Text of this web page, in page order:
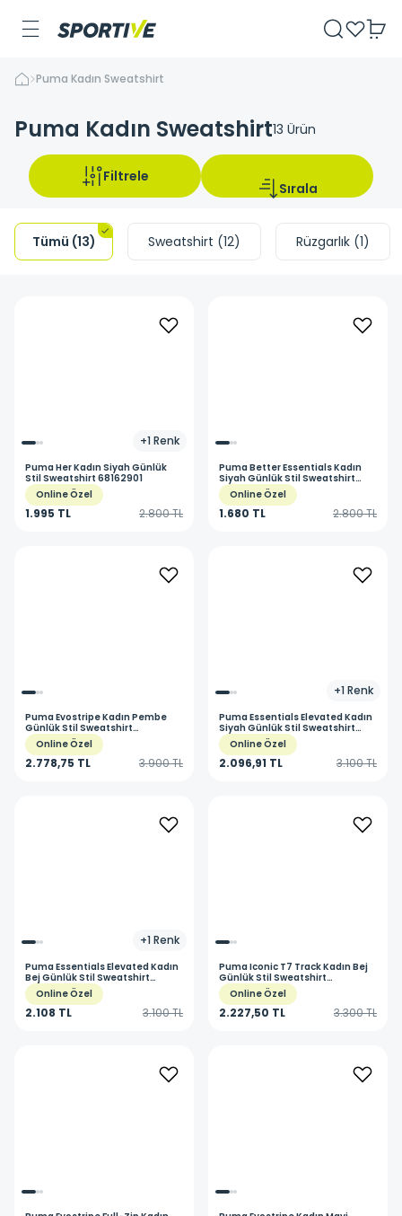
Puma Kadın Sweatshirt
Puma Kadın Sweatshirt13 Ürün
Filtrele
Sırala
Tümü (13) Sweatshirt (12) Rüzgarlık (1)
+1 Renk
PumaHer Kadın Siyah Günlük
Stil Sweatshirt 68162901
Online Özel
1.995 TL 2.800 TL
PumaBetter Essentials Kadın
Siyah Günlük Stil Sweatshirt
67598801
Online Özel
1.680 TL 2.800 TL
PumaEvostripe Kadın Pembe
Günlük Stil Sweatshirt
68166944
Online Özel
2.778,75 TL 3.900 TL
+1 Renk
PumaEssentials Elevated Kadın
Siyah Günlük Stil Sweatshirt
69090101
Online Özel
2.096,91 TL 3.100 TL
+1 Renk
PumaEssentials Elevated Kadın
Bej Günlük Stil Sweatshirt
69090199
Online Özel
2.108 TL 3.100 TL
PumaIconic T7 Track Kadın Bej
Günlük Stil Sweatshirt
62799467
Online Özel
2.227,50 TL 3.300 TL